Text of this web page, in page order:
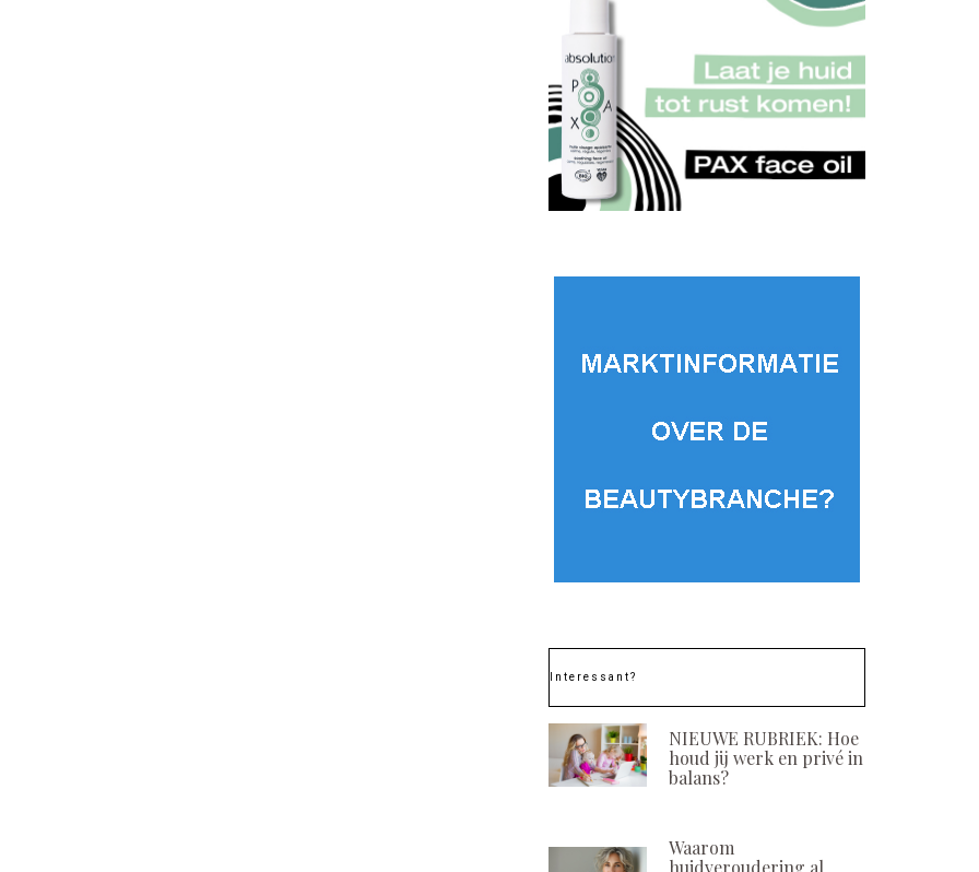
Interessant?
NIEUWE RUBRIEK: Hoe
houd jij werk en privé in
balans?
Waarom
huidveroudering al